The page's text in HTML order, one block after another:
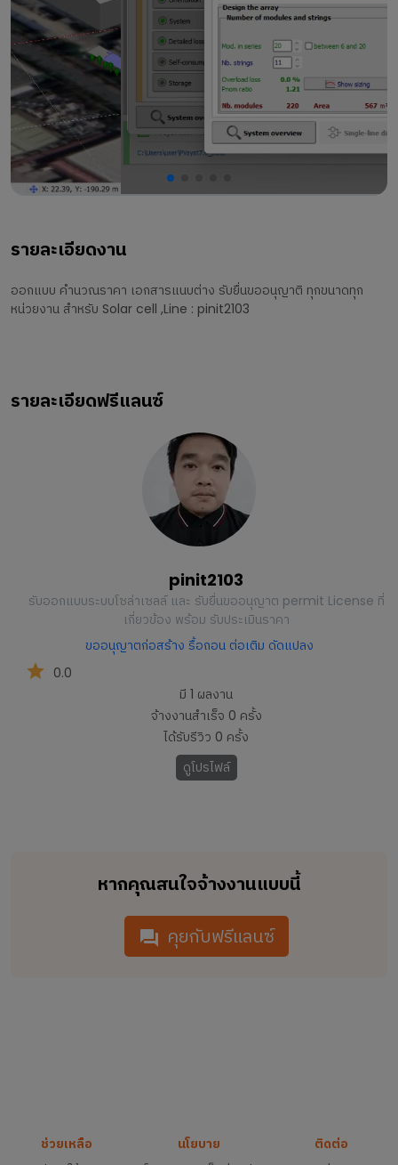
รายละเอียดงาน
ออกแบบ คำนวณราคา เอกสารแนบต่าง รับยื่นขออนุญาติ ทุกขนาดทุก
หน่วยงาน สำหรับ Solar cell ,Line : pinit2103
รายละเอียดฟรีแลนซ์
pinit2103
รับออกแบบระบบโซล่าเซลล์ และ รับยื่นขออนุญาต permit License ที่
เกี่ยวข้อง พร้อม รับประเมินราคา
ขออนุญาตก่อสร้าง รื้อถอน ต่อเติม ดัดแปลง
0.0
มี 1 ผลงาน
จ้างงานสำเร็จ 0 ครั้ง
ได้รับรีวิว 0 ครั้ง
ดูโปรไฟล์
หากคุณสนใจจ้างงานแบบนี้
คุยกับฟรีแลนซ์
ช่วยเหลือ
นโยบาย
ติดต่อ